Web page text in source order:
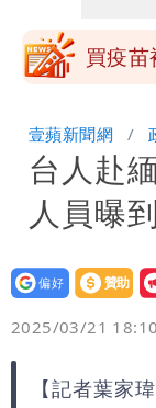
最快
買疫
驚：
白海
紫」
女律
接案！
明金
段對話
演習登
看
慈濟遭
壹蘋新聞網
台人赴
人員曝
設為
贊助
2025/03/21 18:10
【記者葉家